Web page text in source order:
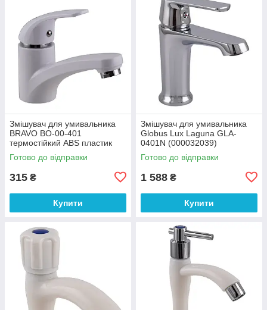
Змішувач для умивальника
BRAVO BO-00-401
термостійкий ABS пластик
(000031861)
Готово до відправки
315 ₴
Купити
Змішувач для умивальника
Globus Lux Laguna GLA-
0401N (000032039)
Готово до відправки
1 588 ₴
Купити